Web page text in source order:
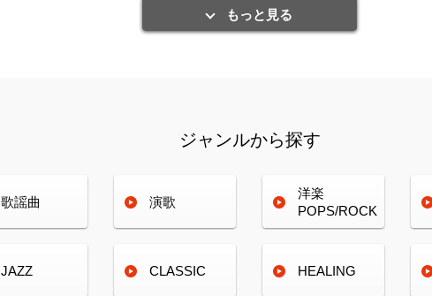
もっと見る
ジャンルから探す
歌謡曲 演歌
洋楽
POPS/ROCK
JAZZ CLASSIC HEALING